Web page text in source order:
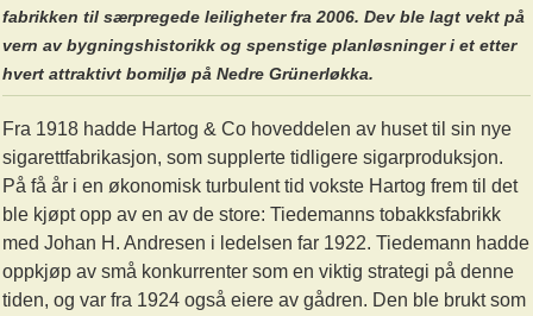
fabrikken til særpregede leiligheter fra 2006. Dev ble lagt vekt på
vern av bygningshistorikk og spenstige planløsninger i et etter
hvert attraktivt bomiljø på Nedre Grünerløkka.
Fra 1918 hadde Hartog & Co hoveddelen av huset til sin nye
sigarettfabrikasjon, som supplerte tidligere sigarproduksjon.
På få år i en økonomisk turbulent tid vokste Hartog frem til det
ble kjøpt opp av en av de store: Tiedemanns tobakksfabrikk
med Johan H. Andresen i ledelsen far 1922. Tiedemann hadde
oppkjøp av små konkurrenter som en viktig strategi på denne
tiden, og var fra 1924 også eiere av gådren. Den ble brukt som